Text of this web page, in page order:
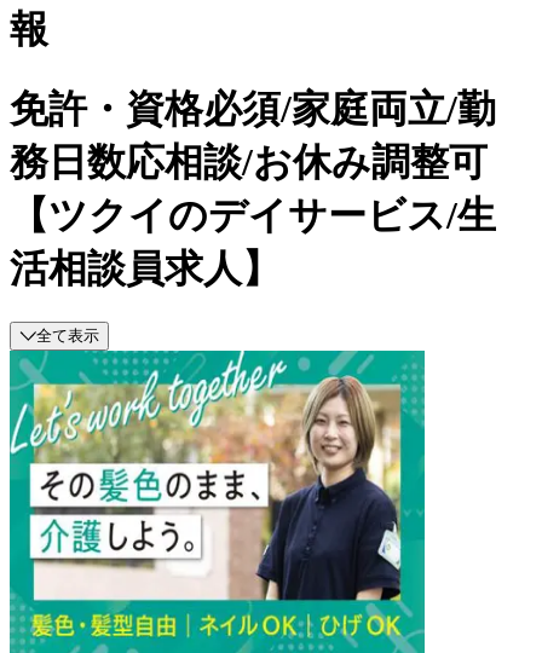
報
免許・資格必須/家庭両立/勤
務日数応相談/お休み調整可
【ツクイのデイサービス/生
活相談員求人】
全て表示